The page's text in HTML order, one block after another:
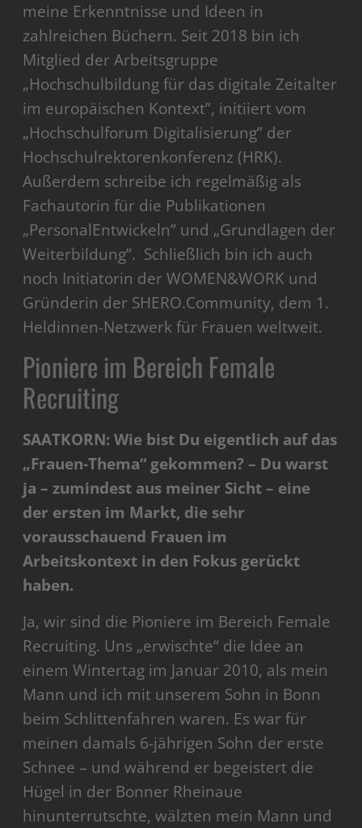
meine Erkenntnisse und Ideen in
zahlreichen Büchern. Seit 2018 bin ich
Mitglied der Arbeitsgruppe
„Hochschulbildung für das digitale Zeitalter
im europäischen Kontext”, initiiert vom
„Hochschulforum Digitalisierung” der
Hochschulrektorenkonferenz (HRK).
Außerdem schreibe ich regelmäßig als
Fachautorin für die Publikationen
„PersonalEntwickeln” und „Grundlagen der
Weiterbildung”. Schließlich bin ich auch
noch Initiatorin der WOMEN&WORK und
Gründerin der SHERO.Community, dem 1.
Heldinnen-Netzwerk für Frauen weltweit.
Pioniere im Bereich Female
Recruiting
SAATKORN: Wie bist Du eigentlich auf das
„Frauen-Thema“ gekommen? – Du warst
ja – zumindest aus meiner Sicht – eine
der ersten im Markt, die sehr
vorausschauend Frauen im
Arbeitskontext in den Fokus gerückt
haben.
Ja, wir sind die Pioniere im Bereich Female
Recruiting. Uns „erwischte“ die Idee an
einem Wintertag im Januar 2010, als mein
Mann und ich mit unserem Sohn in Bonn
beim Schlittenfahren waren. Es war für
meinen damals 6-jährigen Sohn der erste
Schnee – und während er begeistert die
Hügel in der Bonner Rheinaue
hinunterrutschte, wälzten mein Mann und